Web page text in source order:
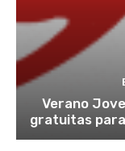
Verano
gratuitas